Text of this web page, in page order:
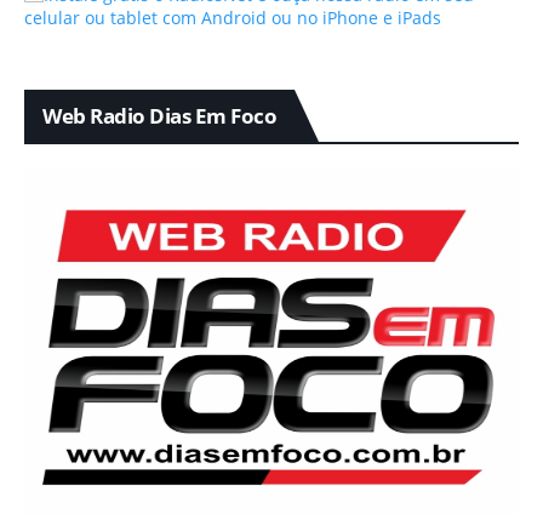
Web Radio Dias Em Foco